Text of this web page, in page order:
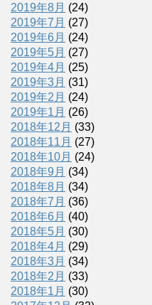
2019年8月 (24)
2019年7月 (27)
2019年6月 (24)
2019年5月 (27)
2019年4月 (25)
2019年3月 (31)
2019年2月 (24)
2019年1月 (26)
2018年12月 (33)
2018年11月 (27)
2018年10月 (24)
2018年9月 (34)
2018年8月 (34)
2018年7月 (36)
2018年6月 (40)
2018年5月 (30)
2018年4月 (29)
2018年3月 (34)
2018年2月 (33)
2018年1月 (30)